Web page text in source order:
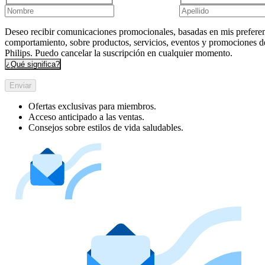
Deseo recibir comunicaciones promocionales, basadas en mis
comportamiento, sobre productos, servicios, eventos y promociones
Philips. Puedo cancelar la suscripción en cualquier momento.
¿Qué significa?
Enviar
Ofertas exclusivas para miembros.
Acceso anticipado a las ventas.
Consejos sobre estilos de vida saludables.